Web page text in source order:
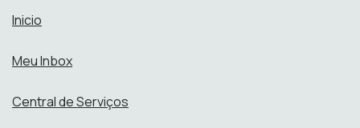
Inicio
Meu Inbox
Central de Serviços